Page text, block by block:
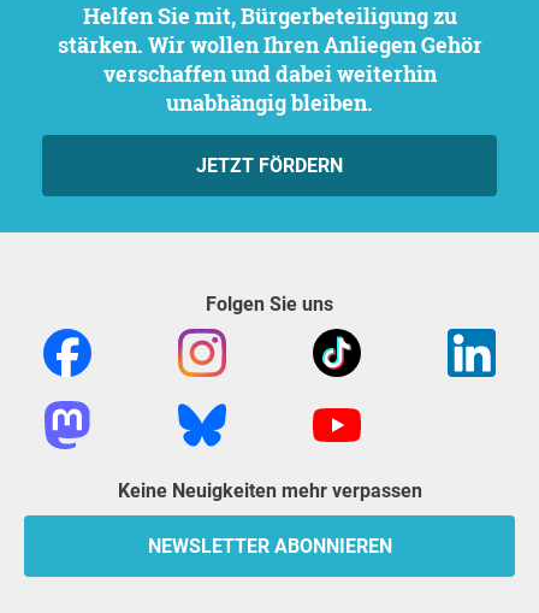
Helfen Sie mit, Bürgerbeteiligung zu
stärken. Wir wollen Ihren Anliegen Gehör
verschaffen und dabei weiterhin
unabhängig bleiben.
JETZT FÖRDERN
Folgen Sie uns
Keine Neuigkeiten mehr verpassen
NEWSLETTER ABONNIEREN